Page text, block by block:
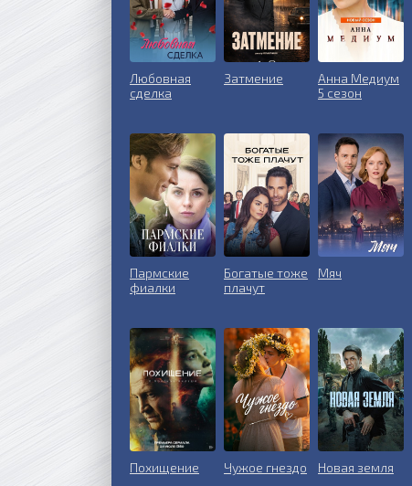
Любовная
сделка
Затмение
Анна Медиум
5 сезон
Пармские
фиалки
Богатые тоже
плачут
Мяч
Похищение Чужое гнездо Новая земля